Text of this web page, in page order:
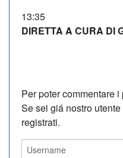
13:35
DIRETTA A CURA DI
Per poter commentare
Se sei giá nostro
registrati.